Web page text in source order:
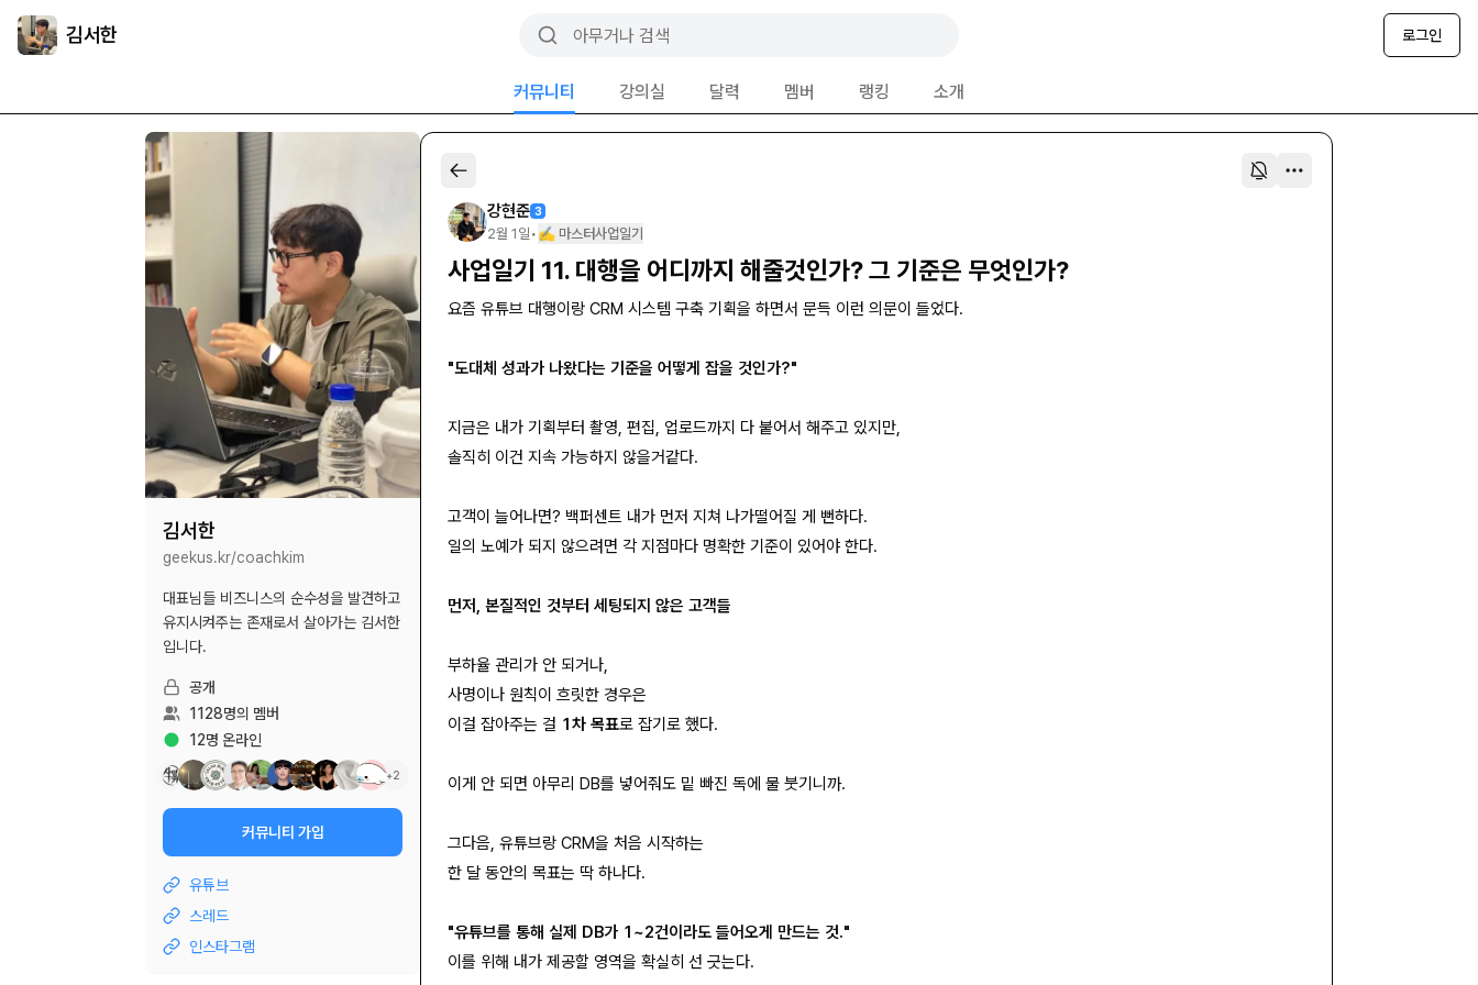
김서한 로그인
커뮤니티 강의실 달력 멤버 랭킹 소개
김서한
geekus.kr/coachkim
대표님들 비즈니스의 순수성을 발견하고
유지시켜주는 존재로서 살아가는 김서한
입니다.
공개
1128명의 멤버
12명 온라인
+2
커뮤니티 가입
유튜브
스레드
인스타그램
강현준 3
2월 1일 • ✍️ 마스터사업일기
사업일기 11. 대행을 어디까지 해줄것인가? 그 기준은 무엇인가?
요즘 유튜브 대행이랑 CRM 시스템 구축 기획을 하면서 문득 이런 의문이 들었다.
"도대체 성과가 나왔다는 기준을 어떻게 잡을 것인가?"
지금은 내가 기획부터 촬영, 편집, 업로드까지 다 붙어서 해주고 있지만,
솔직히 이건 지속 가능하지 않을거같다.
고객이 늘어나면? 백퍼센트 내가 먼저 지쳐 나가떨어질 게 뻔하다.
일의 노예가 되지 않으려면 각 지점마다 명확한 기준이 있어야 한다.
먼저, 본질적인 것부터 세팅되지 않은 고객들
부하율 관리가 안 되거나,
사명이나 원칙이 흐릿한 경우은
이걸 잡아주는 걸 1차 목표로 잡기로 했다.
이게 안 되면 아무리 DB를 넣어줘도 밑 빠진 독에 물 붓기니까.
그다음, 유튜브랑 CRM을 처음 시작하는
한 달 동안의 목표는 딱 하나다.
"유튜브를 통해 실제 DB가 1~2건이라도 들어오게 만드는 것."
이를 위해 내가 제공할 영역을 확실히 선 긋는다.